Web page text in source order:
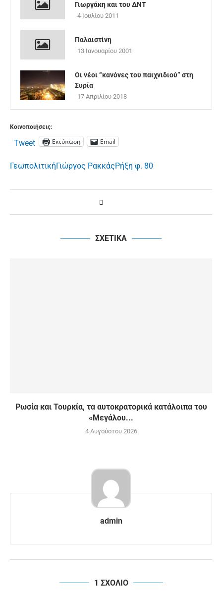
Γιωργάκη και του ΔΝΤ
4 Ιουλίου 2011
Παλαιστίνη
13 Ιανουαρίου 2001
Οι νέοι “κανόνες του παιχνιδιού” στη
Συρία
17 Απριλίου 2018
Κοινοποιήσεις:
Tweet Εκτύπωση Email
ΓεωπολιτικήΓιώργος ΡακκάςΡήξη φ. 80
ΣΧΕΤΙΚΑ
Ρωσία και Τουρκία, τα αυτοκρατορικά κατάλοιπα του
«Μεγάλου...
4 Αυγούστου 2026
admin
1 ΣΧΟΛΙΟ